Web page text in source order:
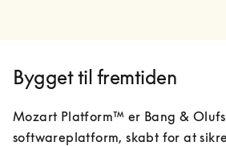
Bygget til fremtiden
Mozart Platform™ er Bang &
softwareplatform, skabt for at